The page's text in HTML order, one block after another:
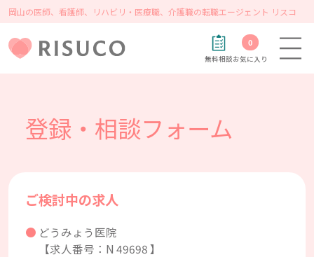
岡山の医師、看護師、リハビリ・医療職、介護職の転職エージェント リスコ
無料相談
0
お気に入り
登録・相談フォーム
ご検討中の求人
どうみょう医院
【求人番号：N 49698 】